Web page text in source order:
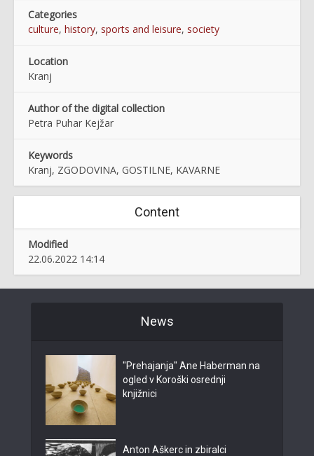
Categories
culture, history, sports and leisure, society
Location
Kranj
Author of the digital collection
Petra Puhar Kejžar
Keywords
Kranj, ZGODOVINA, GOSTILNE, KAVARNE
Content
Modified
22.06.2022 14:14
News
"Prehajanja" Ane Haberman na
ogled v Koroški osrednji
knjižnici
Anton Aškerc in zbiralci